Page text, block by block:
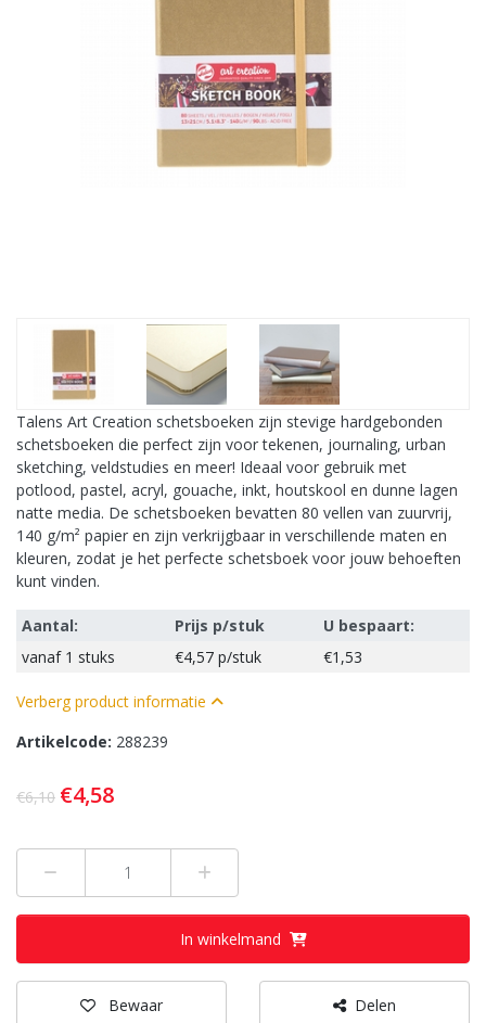
Talens Art Creation schetsboeken zijn stevige hardgebonden
schetsboeken die perfect zijn voor tekenen, journaling, urban
sketching, veldstudies en meer! Ideaal voor gebruik met
potlood, pastel, acryl, gouache, inkt, houtskool en dunne lagen
natte media. De schetsboeken bevatten 80 vellen van zuurvrij,
140 g/m² papier en zijn verkrijgbaar in verschillende maten en
kleuren, zodat je het perfecte schetsboek voor jouw behoeften
kunt vinden.
Aantal: Prijs p/stuk
U bespaart:
vanaf 1 stuks €4,57p/stuk €1,53
Verberg product informatie
Artikelcode: 288239
€6,10 €4,58
In winkelmand
Bewaar Delen